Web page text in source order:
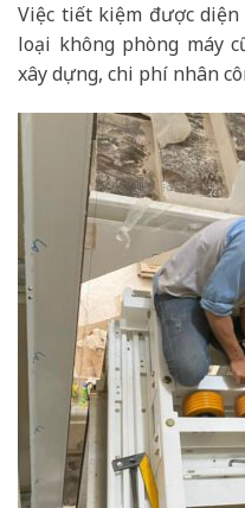
Việc tiết kiệm được
loại không phòng máy
xây dựng, chi phí nhân